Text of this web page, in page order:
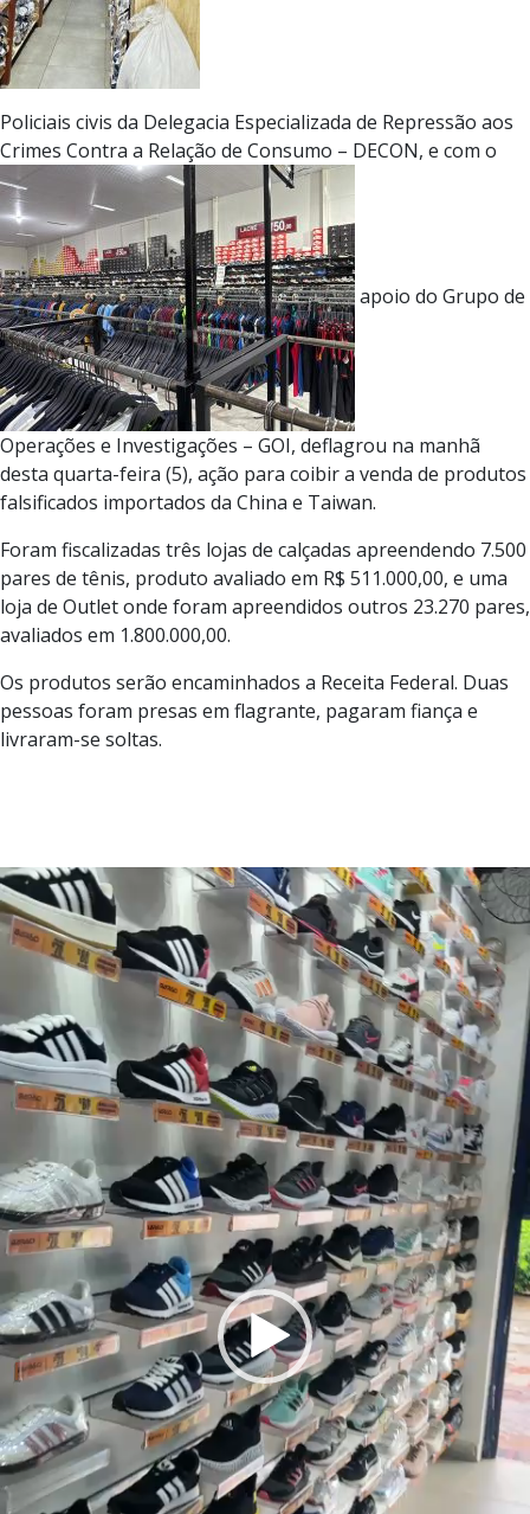
Policiais civis da Delegacia Especializada de Repressão aos
Crimes Contra a Relação de Consumo – DECON, e com o
apoio do Grupo de
Operações e Investigações – GOI, deflagrou na manhã
desta quarta-feira (5), ação para coibir a venda de produtos
falsificados importados da China e Taiwan.
Foram fiscalizadas três lojas de calçadas apreendendo 7.500
pares de tênis, produto avaliado em R$ 511.000,00, e uma
loja de Outlet onde foram apreendidos outros 23.270 pares,
avaliados em 1.800.000,00.
Os produtos serão encaminhados a Receita Federal. Duas
pessoas foram presas em flagrante, pagaram fiança e
livraram-se soltas.
Tocador
de
vídeo